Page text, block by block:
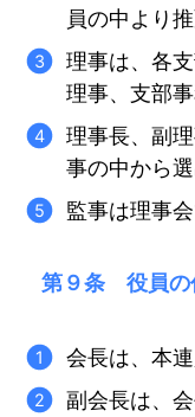
員の中より
理事は、各
理事、支部事
理事長、副
事の中から
監事は理事
第９条 役員の
会長は、本
副会長は、